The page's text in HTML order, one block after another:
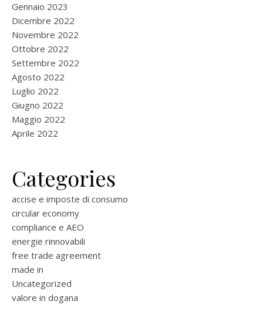
Gennaio 2023
Dicembre 2022
Novembre 2022
Ottobre 2022
Settembre 2022
Agosto 2022
Luglio 2022
Giugno 2022
Maggio 2022
Aprile 2022
Categories
accise e imposte di consumo
circular economy
compliance e AEO
energie rinnovabili
free trade agreement
made in
Uncategorized
valore in dogana